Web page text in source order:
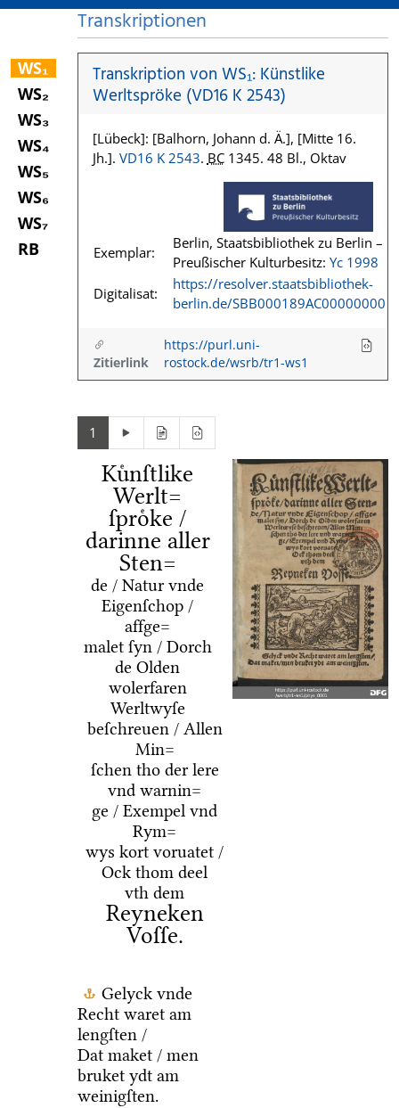
WS₁
WS₂
WS₃
WS₄
WS₅
WS₆
WS₇
RB
Transkriptionen
Transkription von WS₁: Künstlike
Werltspröke (VD16 K 2543)
[Lübeck]: [Balhorn, Johann d. Ä.], [Mitte 16.
Jh.]. VD16 K 2543. BC1345. 48 Bl., Oktav
Exemplar:
Berlin, Staatsbibliothek zu Berlin –
Preußischer Kulturbesitz: Yc 1998
Digitalisat:
https://resolver.staatsbibliothek-
berlin.de/SBB000189AC00000000
Zitierlink
https://purl.uni-
rostock.de/wsrb/tr1-ws1
1
Kuͤnſtlike
Werlt=
ſproͤke /
darinne aller
Sten=
de / Natur vnde
Eigenſchop /
affge=
malet ſyn / Dorch
de Olden
wolerfaren
Werltwyſe
beſchreuen / Allen
Min=
ſchen tho der lere
vnd warnin=
ge / Exempel vnd
Rym=
wys kort voruatet /
Ock thom deel
vth dem
Reyneken
Voſſe.
Gelyck vnde
Recht waret am
lengſten /
Dat maket / men
bruket ydt am
weinigſten.